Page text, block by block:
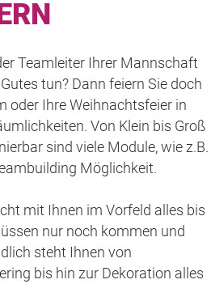
Teamleiter Ihrer Mannschaft
tun? Dann feiern Sie doch
oder Ihre Weihnachtsfeier in
Von Klein bis Groß
sind viele Module, wie z.B.
Möglichkeit.
mit Ihnen im Vorfeld alles bis
nur noch kommen und
steht Ihnen von
bis hin zur Dekoration alles